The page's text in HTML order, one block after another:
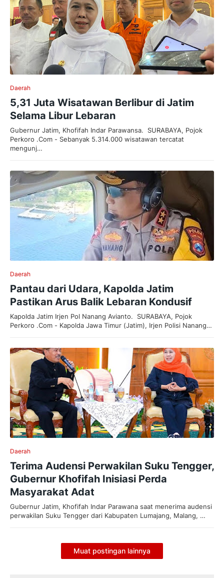
Daerah
5,31 Juta Wisatawan Berlibur di Jatim
Selama Libur Lebaran
Gubernur Jatim, Khofifah Indar Parawansa. SURABAYA, Pojok
Perkoro .Com - Sebanyak 5.314.000 wisatawan tercatat
mengunj…
Daerah
Pantau dari Udara, Kapolda Jatim
Pastikan Arus Balik Lebaran Kondusif
Kapolda Jatim Irjen Pol Nanang Avianto. SURABAYA, Pojok
Perkoro .Com - Kapolda Jawa Timur (Jatim), Irjen Polisi Nanang…
Daerah
Terima Audensi Perwakilan Suku Tengger,
Gubernur Khofifah Inisiasi Perda
Masyarakat Adat
Gubernur Jatim, Khofifah Indar Parawana saat menerima audensi
perwakilan Suku Tengger dari Kabupaten Lumajang, Malang, …
Muat postingan lainnya